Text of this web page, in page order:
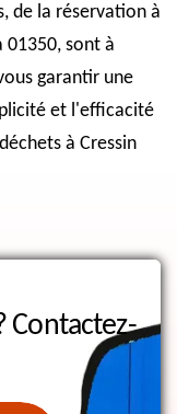
de la réservation à
01350, sont à
garantir une
et l'efficacité
à Cressin
Contactez-